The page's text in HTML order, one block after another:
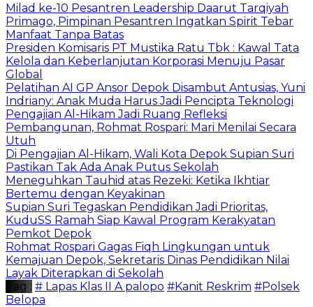
Milad ke-10 Pesantren Leadership Daarut Tarqiyah
Primago, Pimpinan Pesantren Ingatkan Spirit Tebar
Manfaat Tanpa Batas
Presiden Komisaris PT Mustika Ratu Tbk : Kawal Tata
Kelola dan Keberlanjutan Korporasi Menuju Pasar
Global
Pelatihan AI GP Ansor Depok Disambut Antusias, Yuni
Indriany: Anak Muda Harus Jadi Pencipta Teknologi
Pengajian Al-Hikam Jadi Ruang Refleksi
Pembangunan, Rohmat Rospari: Mari Menilai Secara
Utuh
Di Pengajian Al-Hikam, Wali Kota Depok Supian Suri
Pastikan Tak Ada Anak Putus Sekolah
Meneguhkan Tauhid atas Rezeki: Ketika Ikhtiar
Bertemu dengan Keyakinan
Supian Suri Tegaskan Pendidikan Jadi Prioritas,
KuduSS Ramah Siap Kawal Program Kerakyatan
Pemkot Depok
Rohmat Rospari Gagas Fiqh Lingkungan untuk
Kemajuan Depok, Sekretaris Dinas Pendidikan Nilai
Layak Diterapkan di Sekolah
Tag : # Lapas Klas II A palopo #Kanit Reskrim #Polsek
Belopa